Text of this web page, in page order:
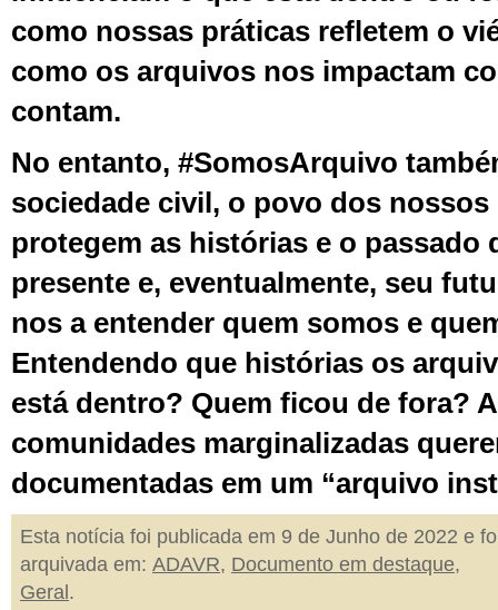
como nossas práticas refletem o
como os arquivos nos impactam
contam.
No entanto, #SomosArquivo
sociedade civil, o povo dos
protegem as histórias e o passado
presente e, eventualmente, seu
nos a entender quem somos e
Entendendo que histórias os
está dentro? Quem ficou de fora?
comunidades marginalizadas
documentadas em um “arquivo
Esta notícia foi publicada em 9 de Junho de 2022 e
arquivada em: ADAVR, Documento em destaque,
Geral .